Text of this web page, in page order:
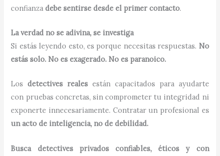
confianzadebe sentirse desde el primer contacto.
La verdad no se adivina, se investiga
Si estás leyendo esto, es porque necesitas respuestas. No
estás solo. No es exagerado. No es paranoico.
Losdetectives reales están capacitados para ayudarte
con pruebas concretas, sin comprometer tu integridad ni
exponerte innecesariamente. Contratar un profesional es
un acto de inteligencia, no de debilidad.
Busca detectives privados confiables, éticos y con